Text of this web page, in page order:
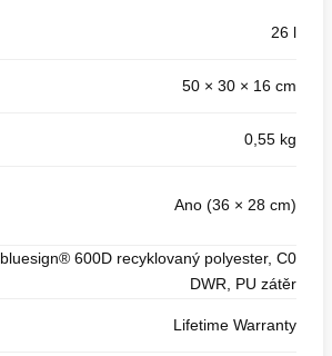
26 l
50 × 30 × 16 cm
0,55 kg
Ano (36 × 28 cm)
bluesign® 600D recyklovaný polyester, C0
DWR, PU zátěr
Lifetime Warranty